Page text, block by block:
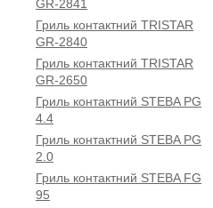
GR-2841
Гриль контактний TRISTAR
GR-2840
Гриль контактний TRISTAR
GR-2650
Гриль контактний STEBA PG
4.4
Гриль контактний STEBA PG
2.0
Гриль контактний STEBA FG
95